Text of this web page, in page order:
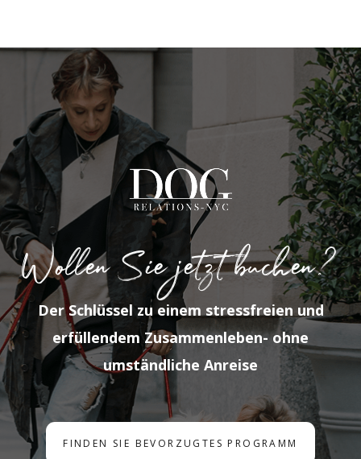
Wollen Sie jetzt buchen?
Der Schlüssel zu einem stressfreien und
erfüllendem Zusammenleben- ohne
umständliche Anreise
FINDEN SIE BEVORZUGTES PROGRAMM